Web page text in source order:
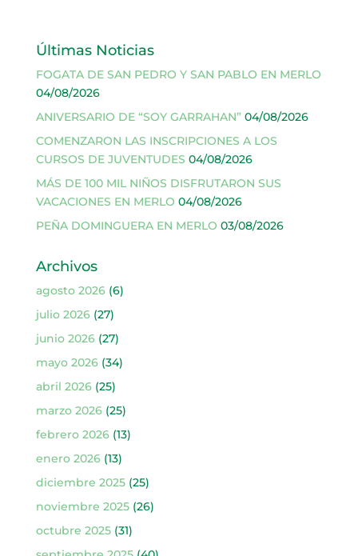
Últimas Noticias
FOGATA DE SAN PEDRO Y SAN PABLO EN MERLO
04/08/2026
ANIVERSARIO DE “SOY GARRAHAN” 04/08/2026
COMENZARON LAS INSCRIPCIONES A LOS
CURSOS DE JUVENTUDES 04/08/2026
MÁS DE 100 MIL NIÑOS DISFRUTARON SUS
VACACIONES EN MERLO 04/08/2026
PEÑA DOMINGUERA EN MERLO 03/08/2026
Archivos
agosto 2026(6)
julio 2026(27)
junio 2026(27)
mayo 2026(34)
abril 2026(25)
marzo 2026(25)
febrero 2026(13)
enero 2026(13)
diciembre 2025(25)
noviembre 2025(26)
octubre 2025(31)